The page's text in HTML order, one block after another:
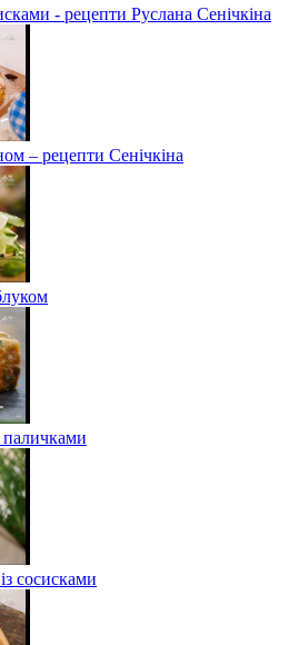
- рецепти Руслана Сенічкіна
– рецепти Сенічкіна
сосисками